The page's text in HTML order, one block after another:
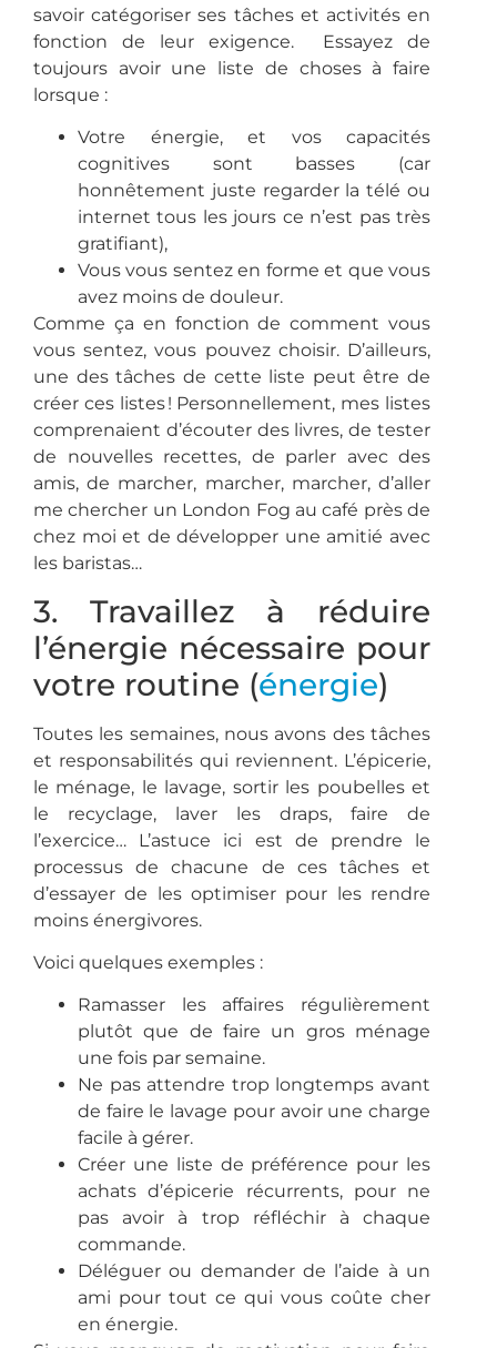
savoir catégoriser ses tâches et activités en
fonction de leur exigence. Essayez de
toujours avoir une liste de choses à faire
lorsque :
Votre énergie, et vos capacités
cognitives sont basses (car
honnêtement juste regarder la télé ou
internet tous les jours ce n’est pas très
gratifiant),
Vous vous sentez en forme et que vous
avez moins de douleur.
Comme ça en fonction de comment vous
vous sentez, vous pouvez choisir. D’ailleurs,
une des tâches de cette liste peut être de
créer ces listes ! Personnellement, mes listes
comprenaient d’écouter des livres, de tester
de nouvelles recettes, de parler avec des
amis, de marcher, marcher, marcher, d’aller
me chercher un London Fog au café près de
chez moi et de développer une amitié avec
les baristas…
3. Travaillez à réduire
l’énergie nécessaire pour
votre routine (énergie)
Toutes les semaines, nous avons des tâches
et responsabilités qui reviennent. L’épicerie,
le ménage, le lavage, sortir les poubelles et
le recyclage, laver les draps, faire de
l’exercice… L’astuce ici est de prendre le
processus de chacune de ces tâches et
d’essayer de les optimiser pour les rendre
moins énergivores.
Voici quelques exemples :
Ramasser les affaires régulièrement
plutôt que de faire un gros ménage
une fois par semaine.
Ne pas attendre trop longtemps avant
de faire le lavage pour avoir une charge
facile à gérer.
Créer une liste de préférence pour les
achats d’épicerie récurrents, pour ne
pas avoir à trop réfléchir à chaque
commande.
Déléguer ou demander de l’aide à un
ami pour tout ce qui vous coûte cher
en énergie.